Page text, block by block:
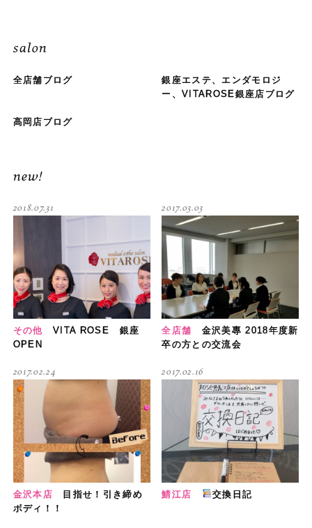
salon
全店舗ブログ
銀座エステ、エンダモロジ
ー、VITAROSE銀座店ブログ
高岡店ブログ
new!
その他
VITA ROSE 銀座
OPEN
2018.07.31
全店舗
金沢美專 2018年度新
卒の方との交流会
2017.03.03
金沢本店
目指せ！引き締め
ボディ！！
2017.02.24
鯖江店 交換日記
2017.02.16